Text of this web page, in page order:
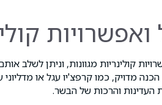
קולינריות מגוונות, וניתן לשלב
מדויק, כמו קרפצ'יו עגל או
העדינות והרכות של הבשר.